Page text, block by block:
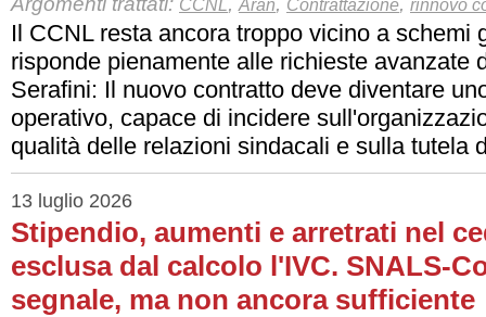
CCNL Aran Contrattazione rinnovo
Il CCNL resta ancora troppo vicino a schemi
risponde pienamente alle richieste avanzate
Serafini: Il nuovo contratto deve diventare
operativo, capace di incidere
qualità delle relazioni sindacali e sulla tutela
13 luglio 2026
Stipendio, aumenti e arretrati nel
esclusa dal calcolo l'IVC. SNALS-
segnale, ma non ancora sufficiente